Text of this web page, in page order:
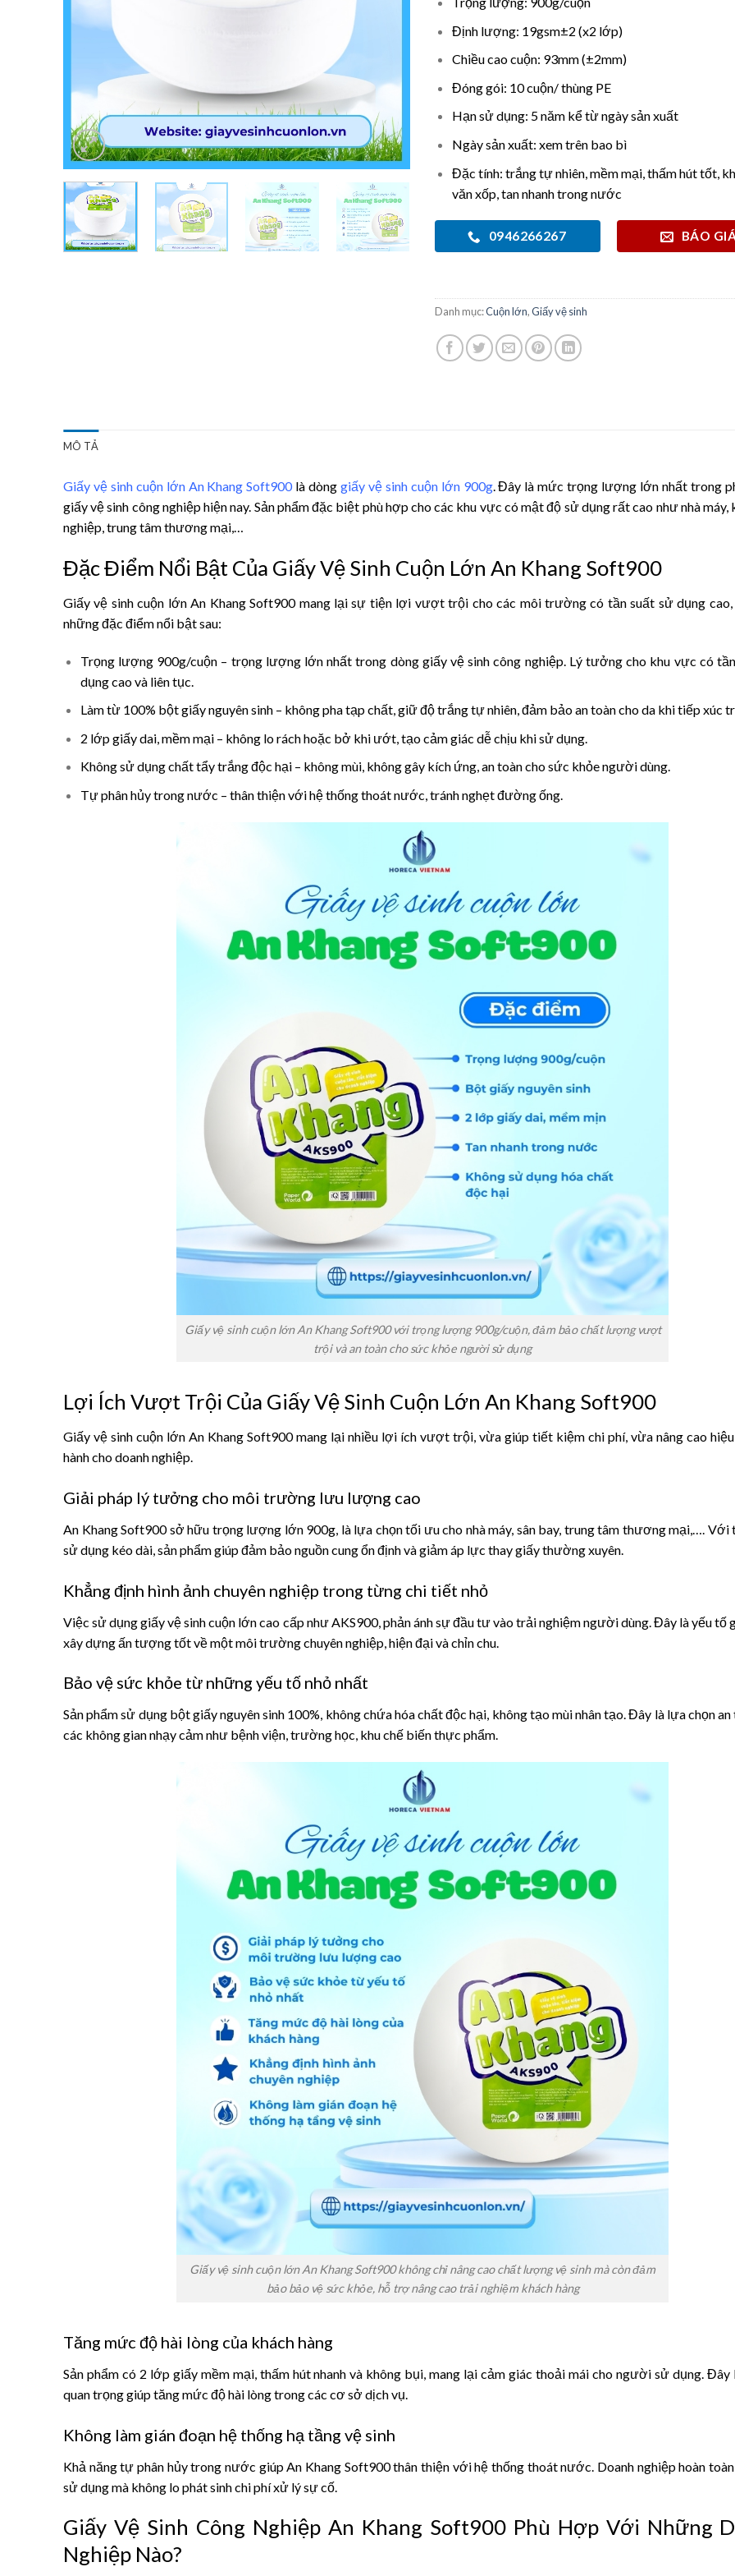
Định lượng: 19gsm±2 (x2 lớp)
Chiều cao cuộn: 93mm (±2mm)
Đóng gói: 10 cuộn/ thùng PE
Hạn sử dụng: 5 năm kể từ ngày sản xuất
Ngày sản xuất: xem trên bao bì
Đặc tính: trắng tự nhiên, mềm mại, thấm hút tốt,
văn xốp, tan nhanh trong nước
0946266267 BÁO
Danh mục:Cuộn lớn,Giấy vệ sinh
MÔ TẢ
Giấy vệ sinh cuộn lớn An Khang Soft900là dòng giấy vệ sinh cuộn lớn 900g. Đây là mức trọng lượng lớn nhất trong
giấy vệ sinh công nghiệp hiện nay. Sản phẩm đặc biệt phù hợp cho các khu vực có mật độ sử dụng rất cao như nhà máy,
nghiệp, trung tâm thương mại,…
Đặc Điểm Nổi Bật Của Giấy Vệ Sinh Cuộn Lớn An Khang Soft900
Giấy vệ sinh cuộn lớn An Khang Soft900 mang lại sự tiện lợi vượt trội cho các môi trường có tần suất sử dụng cao,
những đặc điểm nổi bật sau:
Trọng lượng 900g/cuộn – trọng lượng lớn nhất trong dòng giấy vệ sinh công nghiệp. Lý tưởng cho khu vực có
dụng cao và liên tục.
Làm từ 100% bột giấy nguyên sinh– không pha tạp chất, giữ độ trắng tự nhiên, đảm bảo an toàn cho da khi tiếp xúc
2 lớp giấy dai, mềm mại– không lo rách hoặc bở khi ướt, tạo cảm giác dễ chịu khi sử dụng.
Không sử dụng chất tẩy trắng độc hại– không mùi, không gây kích ứng, an toàn cho sức khỏe người dùng.
Tự phân hủy trong nước – thân thiện với hệ thống thoát nước, tránh nghẹt đường ống.
Giấy vệ sinh cuộn lớn An Khang Soft900 với trọng lượng 900g/cuộn, đảm bảo chất lượng vượt
trội và an toàn cho sức khỏe người sử dụng
Lợi Ích Vượt Trội Của Giấy Vệ Sinh Cuộn Lớn An Khang Soft900
Giấy vệ sinh cuộn lớn An Khang Soft900 mang lại nhiều lợi ích vượt trội, vừa giúp tiết kiệm chi phí, vừa nâng cao
hành cho doanh nghiệp.
Giải pháp lý tưởng cho môi trường lưu lượng cao
An Khang Soft900 sở hữu trọng lượng lớn 900g, là lựa chọn tối ưu cho nhà máy, sân bay, trung tâm thương mại,…. Với
sử dụng kéo dài, sản phẩm giúp đảm bảo nguồn cung ổn định và giảm áp lực thay giấy thường xuyên.
Khẳng định hình ảnh chuyên nghiệp trong từng chi tiết nhỏ
Việc sử dụng giấy vệ sinh cuộn lớn cao cấp như AKS900, phản ánh sự đầu tư vào trải nghiệm người dùng. Đây là yếu tố
xây dựng ấn tượng tốt về một môi trường chuyên nghiệp, hiện đại và chỉn chu.
Bảo vệ sức khỏe từ những yếu tố nhỏ nhất
Sản phẩm sử dụng bột giấy nguyên sinh 100%, không chứa hóa chất độc hại, không tạo mùi nhân tạo. Đây là lựa chọn an
các không gian nhạy cảm như bệnh viện, trường học, khu chế biến thực phẩm.
Giấy vệ sinh cuộn lớn An Khang Soft900 không chỉ nâng cao chất lượng vệ sinh mà còn đảm
bảo bảo vệ sức khỏe, hỗ trợ nâng cao trải nghiệm khách hàng
Tăng mức độ hài lòng của khách hàng
Sản phẩm có 2 lớp giấy mềm mại, thấm hút nhanh và không bụi, mang lại cảm giác thoải mái cho người sử dụng. Đây
quan trọng giúp tăng mức độ hài lòng trong các cơ sở dịch vụ.
Không làm gián đoạn hệ thống hạ tầng vệ sinh
Khả năng tự phân hủy trong nước giúp An Khang Soft900 thân thiện với hệ thống thoát nước. Doanh nghiệp hoàn
sử dụng mà không lo phát sinh chi phí xử lý sự cố.
Giấy Vệ Sinh Công Nghiệp An Khang Soft900 Phù Hợp Với Những
Nghiệp Nào?